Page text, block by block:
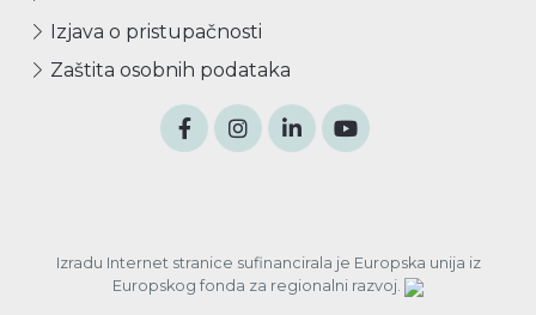
Izjava o pristupačnosti
Zaštita osobnih podataka
Izradu Internet stranice sufinancirala je Europska unija iz
Europskog fonda za regionalni razvoj.